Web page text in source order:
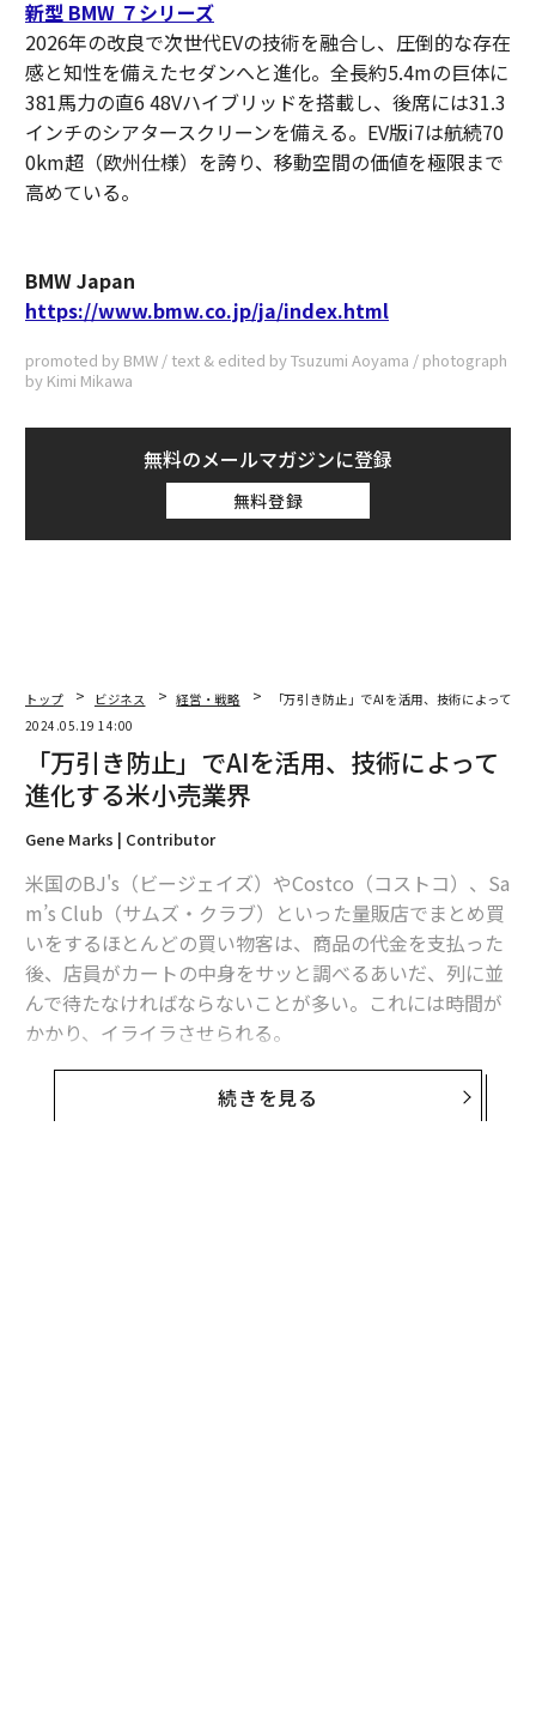
新型 BMW ７シリーズ
2026年の改良で次世代EVの技術を融合し、圧倒的な存在
感と知性を備えたセダンへと進化。全長約5.4mの巨体に
381馬力の直6 48Vハイブリッドを搭載し、後席には31.3
インチのシアタースクリーンを備える。EV版i7は航続70
0km超（欧州仕様）を誇り、移動空間の価値を極限まで
高めている。
BMW Japan
https://www.bmw.co.jp/ja/index.html
promoted by BMW / text & edited by Tsuzumi Aoyama / photograph
by Kimi Mikawa
無料のメールマガジンに登録
無料登録
トップ ビジネス 経営・戦略
「万引き防止」でAIを活用、技術によって進
2024.05.19 14:00
「万引き防止」でAIを活用、技術によって
進化する米小売業界
Gene Marks | Contributor
米国のBJ's（ビージェイズ）やCostco（コストコ）、Sa
m’s Club（サムズ・クラブ）といった量販店でまとめ買
いをするほとんどの買い物客は、商品の代金を支払った
後、店員がカートの中身をサッと調べるあいだ、列に並
んで待たなければならないことが多い。これには時間が
かかり、イライラさせられる。
量販店も、このようなことをしなければならないことを
快く思ってはいない。顧客に迷惑をかけるだけでなく、
続きを見る